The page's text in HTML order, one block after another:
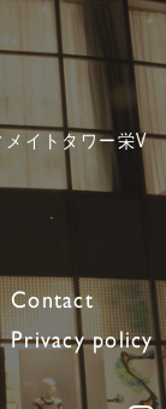
イトタワー栄V
Contact
Privacy policy